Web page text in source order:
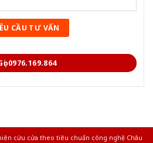
0976.169.864
cứu cửa theo tiêu chuẩn công nghệ Châu